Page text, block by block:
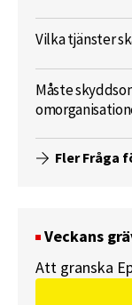
Vilka tjänster
Måste
Fler Fråga
Veckans
Att granska